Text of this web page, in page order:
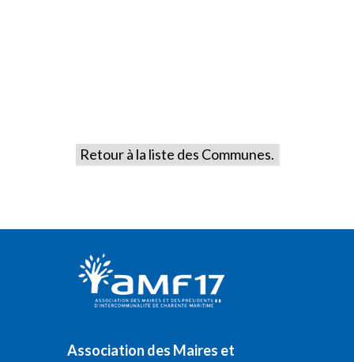
Retour à la liste des Communes.
Association des Maires et